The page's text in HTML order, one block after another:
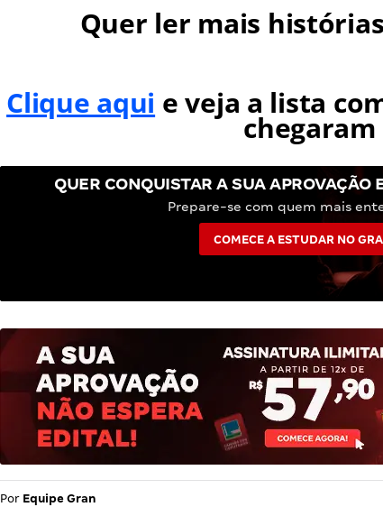
Quer ler mais
Clique aqui e veja a lista
chegaram
QUER CONQUISTAR A SUA APROVAÇÃO
Prepare-se com quem mais
COMECE A ESTUDAR NO
Por Equipe Gran